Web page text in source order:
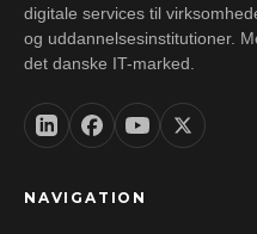
digitale services til
og uddannelsesinstitutioner.
det danske IT-marked.
NAVIGATION